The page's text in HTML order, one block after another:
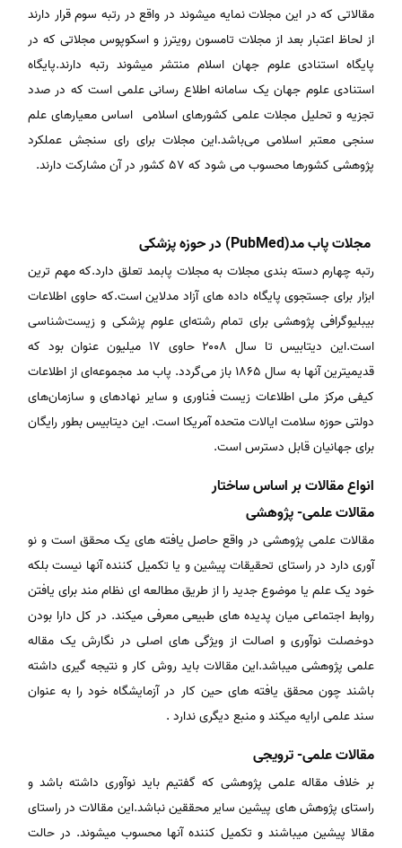
مقالاتی که در این مجلات نمایه میشوند در واقع در رتبه سوم قرار دارند
از لحاظ اعتبار بعد از مجلات تامسون رویترز و اسکوپوس مجلاتی که در
پایگاه استنادی علوم جهان اسلام منتشر میشوند رتبه دارند.پایگاه
استنادی علوم جهان یک سامانه اطلاع رسانی علمی است که در صدد
تجزیه و تحلیل مجلات علمی کشورهای اسلامی اساس معیارهای علم
سنجی معتبر اسلامی می‌باشد.این مجلات برای رای سنجش عملکرد
پژوهشی کشورها محسوب می شود که ۵٧ کشور در آن مشارکت دارند.
مجلات پاب مد(PubMed) در حوزه پزشکی
رتبه چهارم دسته بندی مجلات به مجلات پابمد تعلق دارد.که مهم ترین
ابزار برای جستجوی پایگاه داده های آزاد مدلاین است.که حاوی اطلاعات
بیبلیوگرافی پژوهشی برای تمام رشته‌ای علوم پزشکی و زیست‌شناسی
است.این دیتابیس تا سال ۲۰۰۸ حاوی ۱۷ میلیون عنوان بود که
قدیمیترین آنها به سال ۱۸۶۵ باز می‌گردد. پاب مد مجموعه‌ای از اطلاعات
کیفی مرکز ملی اطلاعات زیست‌ فناوری و سایر نهادهای و سازمان‌های
دولتی حوزه سلامت ایالات متحده آمریکا است. این دیتابیس بطور رایگان
برای جهانیان قابل دسترس است.
انواع مقالات بر اساس ساختار
مقالات علمی- پژوهشی
مقالات علمی پژوهشی در واقع حاصل یافته های یک محقق است و نو
آوری دارد در راستای تحقیقات پیشین و یا تکمیل کننده آنها نیست بلکه
خود یک علم یا موضوع جدید را از طریق مطالعه ای نظام مند برای یافتن
روابط اجتماعی میان پدیده های طبیعی معرفی میکند. در کل دارا بودن
دوخصلت نوآوری و اصالت از ویژگی های اصلی در نگارش یک مقاله
علمی پژوهشی میباشد.این مقالات باید روش کار و نتیجه گیری داشته
باشند چون محقق یافته های حین کار در آزمایشگاه خود را به عنوان
سند علمی ارایه میکند و منبع دیگری ندارد .
مقالات علمی- ترویجی
بر خلاف مقاله علمی پژوهشی که گفتیم باید نوآوری داشته باشد و
راستای پژوهش های پیشین سایر محققین نباشد.این مقالات در راستای
مقالا پیشین میباشند و تکمیل کننده آنها محسوب میشوند. در حالت